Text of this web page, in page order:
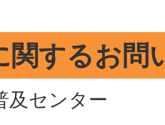
関するお問
及センター